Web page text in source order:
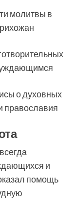
молитвы в
о духовных
православия
и
помощь